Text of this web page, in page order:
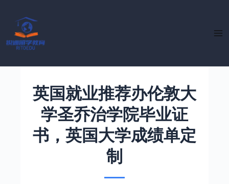
容
英国就业推荐办伦敦大
学圣乔治学院毕业证
书，英国大学成绩单定
制